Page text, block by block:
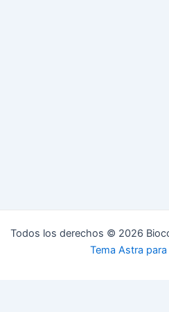
Todos los derechos © 2026
Tema Astra